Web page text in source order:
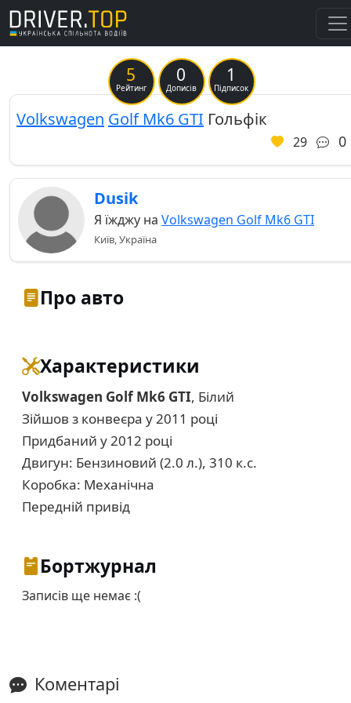
5
Рейтинг
0
Дописів
1
Підписок
Volkswagen Golf Mk6 GTI Гольфік
29 0
Dusik
Я їжджу на Volkswagen Golf Mk6 GTI
Київ, Україна
Про авто
Характеристики
Volkswagen Golf Mk6 GTI, Білий
Зійшов з конвеєра у 2011 році
Придбаний у 2012 році
Двигун: Бензиновий (2.0 л.), 310 к.с.
Коробка: Механічна
Передній привід
Бортжурнал
Записів ще немає :(
Коментарі